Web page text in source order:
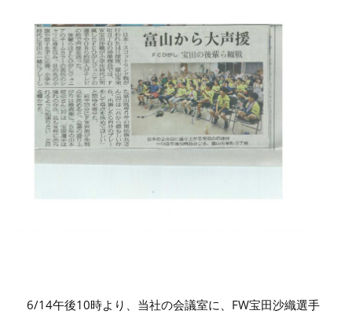
6/14午後10時より、当社の会議室に、FW宝田沙織選手